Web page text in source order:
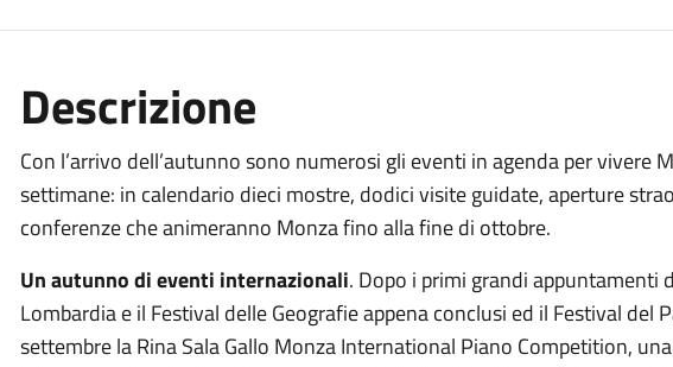
Descrizione
Con l’arrivo dell’autunno sono numerosi gli eventi in agenda per vivere
settimane: in calendario dieci mostre, dodici visite guidate, aperture
conferenze che animeranno Monza fino alla fine di ottobre.
Un autunno di eventi internazionali. Dopo i primi grandi appuntamenti
Lombardia e il Festival delle Geografie appena conclusi ed il Festival del
settembre la Rina Sala Gallo Monza International Piano Competition,